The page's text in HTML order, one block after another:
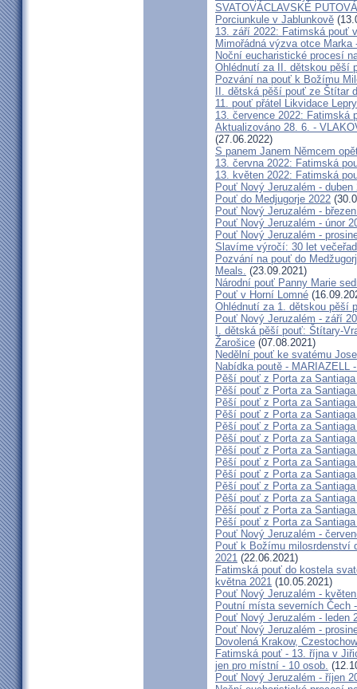
SVATOVÁCLAVSKÉ
Porciunkule v Jablunkově
13. září 2022: Fatimská pouť
Mimořádná výzva otce
Noční eucharistické procesí
Ohlédnutí za II. dětskou pěší
Pozvání na pouť k Božímu
II. dětská pěší pouť ze Štítar
11. pouť přátel Likvidace Lepry
13. července 2022: Fatimská
Aktualizováno 28. 6. -
(27.06.2022)
S panem Janem Němcem
13. června 2022: Fatimská
13. květen 2022: Fatimská
Pouť Nový Jeruzalém - duben
Pouť do Medjugorje 2022
Pouť Nový Jeruzalém -
Pouť Nový Jeruzalém - únor
Pouť Nový Jeruzalém -
Slavíme výročí: 30 let
Pozvání na pouť do
Meals. (23.09.2021)
Národní pouť Panny Marie
Pouť v Horní Lomné
Ohlédnutí za 1. dětskou pěší
Pouť Nový Jeruzalém - září
I. dětská pěší pouť: Štítary-
Žarošice (07.08.2021)
Nedělní pouť ke svatému
Nabídka poutě - MARIAZELL
Pěší pouť z Porta za
Pěší pouť z Porta za
Pěší pouť z Porta za
Pěší pouť z Porta za
Pěší pouť z Porta za
Pěší pouť z Porta za
Pěší pouť z Porta za
Pěší pouť z Porta za
Pěší pouť z Porta za
Pěší pouť z Porta za
Pěší pouť z Porta za
Pěší pouť z Porta za
Pěší pouť z Porta za
Pouť Nový Jeruzalém -
Pouť k Božímu milosrdenství
2021 (22.06.2021)
Fatimská pouť do kostela
května 2021 (10.05.2021)
Pouť Nový Jeruzalém -
Poutní místa severních Čech
Pouť Nový Jeruzalém - leden
Pouť Nový Jeruzalém -
Dovolená Krakow,
Fatimská pouť - 13. října v
jen pro místní - 10 osob.
Pouť Nový Jeruzalém - říjen